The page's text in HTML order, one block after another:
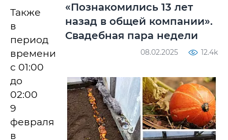
Также
в
период
времени
с 01:00
до
02:00
9
февраля
в
«Познакомились 13 лет
назад в общей компании».
Свадебная пара недели
08.02.2025 12.4k